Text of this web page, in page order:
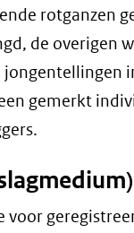
rotganzen
de overigen
gemerkt
voor